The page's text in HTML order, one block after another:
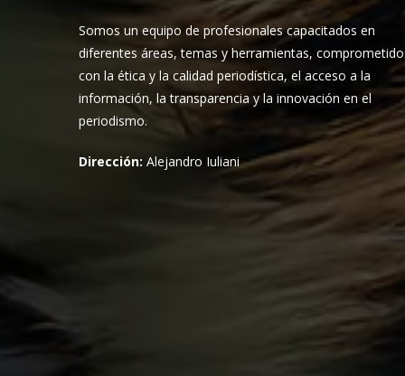
Somos un equipo de profesionales capacitados en
diferentes áreas, temas y herramientas,
con la ética y la calidad periodística, el acceso a la
información, la transparencia y la innovación en el
periodismo.
Dirección:Alejandro Iuliani